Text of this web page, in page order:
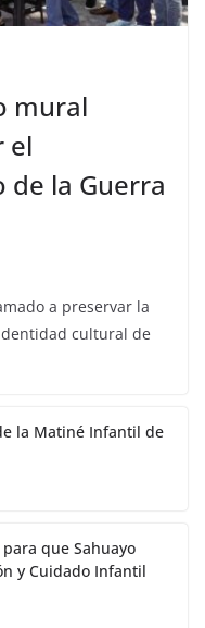
mural
el
la Guerra
a preservar la
cultural de
la Matiné Infantil de
que Sahuayo
y Cuidado Infantil